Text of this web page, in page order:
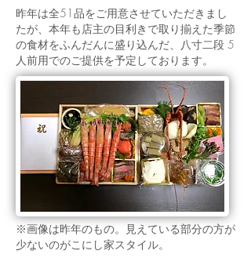
昨年は全51品をご用意させていただきまし
たが、本年も店主の目利きで取り揃えた季節
の食材をふんだんに盛り込んだ、八寸二段 5
人前用でのご提供を予定しております。
※画像は昨年のもの。見えている部分の方が
少ないのがこにし家スタイル。